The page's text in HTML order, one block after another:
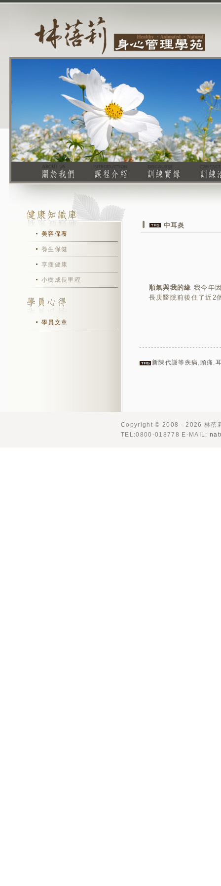
美容保養
養生保健
享瘦健康
小樹成長里程
學員文章
中耳炎
順氣與我的緣 我今年
長庚醫院前後住了近2
新陳代謝等疾病,頭痛 ,
Copyright © 2008 - 2026 林
TEL:0800-018778 E-MAIL: